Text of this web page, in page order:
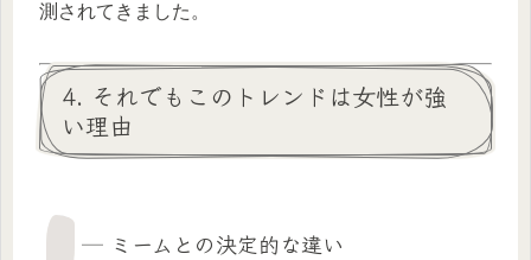
測されてきました。
4. それでもこのトレンドは女性が強
い理由
─ ミームとの決定的な違い